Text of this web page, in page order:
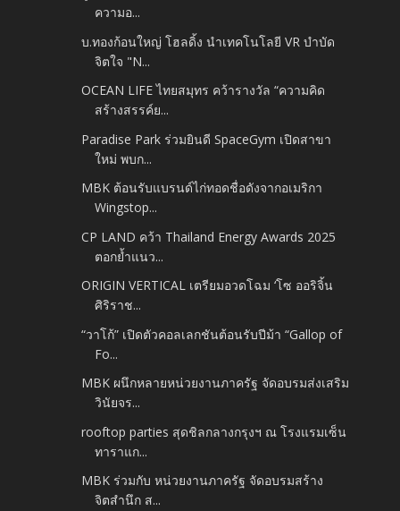
ความอ...
บ.ทองก้อนใหญ่ โฮลดิ้ง นำเทคโนโลยี VR บำบัด
จิตใจ "N...
OCEAN LIFE ไทยสมุทร คว้ารางวัล “ความคิด
สร้างสรรค์ย...
Paradise Park ร่วมยินดี SpaceGym เปิดสาขา
ใหม่ พบก...
MBK ต้อนรับแบรนด์ไก่ทอดชื่อดังจากอเมริกา
Wingstop...
CP LAND คว้า Thailand Energy Awards 2025
ตอกย้ำแนว...
ORIGIN VERTICAL เตรียมอวดโฉม ‘โซ ออริจิ้น
ศิริราช...
“วาโก้” เปิดตัวคอลเลกชันต้อนรับปีม้า “Gallop of
Fo...
MBK ผนึกหลายหน่วยงานภาครัฐ จัดอบรมส่งเสริม
วินัยจร...
rooftop parties สุดชิลกลางกรุงฯ ณ โรงแรมเซ็น
ทาราแก...
MBK ร่วมกับ หน่วยงานภาครัฐ จัดอบรมสร้าง
จิตสำนึก ส...